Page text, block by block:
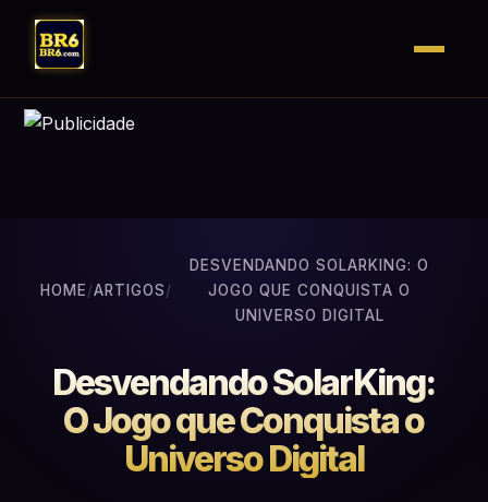
HOME/ARTIGOS/
DESVENDANDO SOLARKING: O
JOGO QUE CONQUISTA O
UNIVERSO DIGITAL
Desvendando SolarKing:
O Jogo que Conquista o
Universo Digital